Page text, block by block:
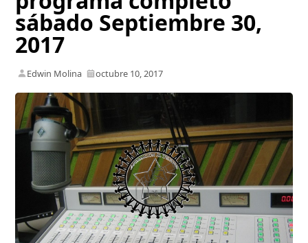
sábado Septiembre 30,
2017
Edwin Molina octubre 10, 2017